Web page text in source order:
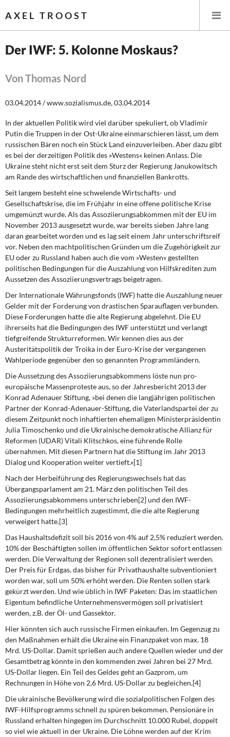
AXEL TROOST
Leitlinien linker Wirtschafts- und Finanzpolitik
Wirtschaftspolitik
Steuer- und Finanzpolitik
Öffentliche Infrastruktur und Daseinsvorsorge
Eurokrise und Griechenland
DIE LINKE
Weitere Themen
Memo-Gruppe
Institut Solidarische Moderne
Rosa-Luxemburg-Stiftung
Über mich
Kontakt
Der IWF: 5. Kolonne Moskaus?
Von Thomas Nord
03.04.2014 / www.sozialismus.de, 03.04.2014
In der aktuellen Politik wird viel darüber spekuliert, ob Vladimir
Putin die Truppen in der Ost-Ukraine einmarschieren lässt, um dem
russischen Bären noch ein Stück Land einzuverleiben. Aber dazu gibt
es bei der derzeitigen Politik des »Westens« keinen Anlass. Die
Ukraine steht nicht erst seit dem Sturz der Regierung Janukowitsch
am Rande des wirtschaftlichen und finanziellen Bankrotts.
Seit langem besteht eineschwelende Wirtschafts- und
Gesellschaftskrise, die im Frühjahr in eine offene politische Krise
umgemünzt wurde. Als das Assoziierungsabkommen mit der EU im
November 2013 ausgesetzt wurde, war bereits sieben Jahre lang
daran gearbeitet worden und es lag seit einem Jahr unterschriftsreif
vor. Neben den machtpolitischen Gründen um die Zugehörigkeit zur
EU oder zu Russland haben auch die vom »Westen« gestellten
politischen Bedingungen für die Auszahlung von Hilfskrediten zum
Aussetzen des Assoziierungsvertrags beigetragen.
Der Internationale Währungsfonds (IWF) hatte die Auszahlung neuer
Gelder mit der Forderung von drastischen Sparauflagen verbunden.
Diese Forderungen hatte die alte Regierung abgelehnt. Die EU
ihrerseits hat die Bedingungen des IWF unterstützt und verlangt
tiefgreifende Strukturreformen. Wir kennen dies aus der
Austeritätspolitik der Troika in der Euro-Krise der vergangenen
Wahlperiode gegenüber den so genannten Programmländern.
Die Aussetzung des Assoziierungsabkommens löste nun pro-
europäische Massenproteste aus, so der Jahresbericht 2013 der
Konrad Adenauer Stiftung, »bei denen die langjährigen politischen
Partner der Konrad-Adenauer-Stiftung, die Vaterlandspartei der zu
diesem Zeitpunkt noch inhaftierten ehemaligen Ministerpräsidentin
Julia Timoschenko und die Ukrainische demokratische Allianz für
Reformen (UDAR) Vitali Klitschkos, eine führende Rolle
übernahmen. Mit diesen Partnern hat die Stiftung im Jahr 2013
Dialog und Kooperation weiter vertieft.«[1]
Nach der Herbeiführung des Regierungswechsels hat das
Übergangsparlament am 21. März den politischen Teil des
Assoziierungsabkommens unterschrieben[2] und den IWF-
Bedingungen mehrheitlich zugestimmt, die die alte Regierung
verweigert hatte.[3]
Das Haushaltsdefizit soll bis 2016 von 4%auf 2,5% reduziert werden.
10% der Beschäftigten sollen im öffentlichen Sektor sofort entlassen
werden. Die Verwaltung der Regionen soll dezentralisiert werden.
Der Preis für Erdgas, das bisher für Privathaushalte subventioniert
worden war, soll um 50% erhöht werden. Die Renten sollen stark
gekürzt werden. Und wie üblich in IWF Paketen: Das im staatlichen
Eigentum befindliche Unternehmensvermögen soll privatisiert
werden, z.B. der Öl- und Gassektor.
Hier könnten sich auch russische Firmen einkaufen. Im Gegenzug zu
den Maßnahmen erhält die Ukraine ein Finanzpaket von max. 18
Mrd. US-Dollar. Damit sprießen auch andere Quellen wieder und der
Gesamtbetrag könnte in den kommenden zwei Jahren bei 27 Mrd.
US-Dollar liegen. Ein Teil des Geldes geht an Gazprom, um
Rechnungen in Höhe von 2,6 Mrd. US-Dollar zu begleichen.[4]
Die ukrainische Bevölkerungwird die sozialpolitischen Folgen des
IWF-Hilfsprogramms schnell zu spüren bekommen. Pensionäre in
Russland erhalten hingegen im Durchschnitt 10.000 Rubel, doppelt
so viel wie aktuell in der Ukraine. Die Löhne werden auf der Krim